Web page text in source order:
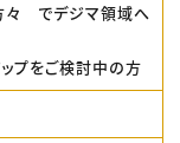
々 でデジマ領域へ
プをご検討中の方